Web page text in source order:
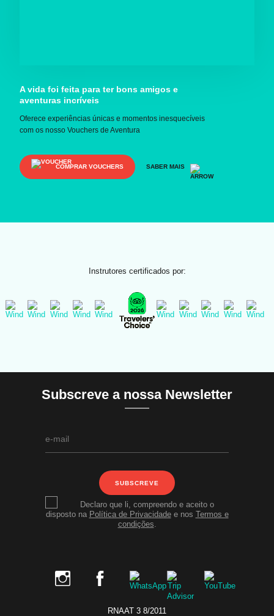
A vida foi feita para ter bons amigos e
aventuras incríveis
Oferece experiências únicas e momentos inesquecíveis
com os nosso Vouchers de Aventura
COMPRAR VOUCHERS SABER MAIS
Instrutores certificados por:
Subscreve a nossa Newsletter
SUBSCREVE
Declaro que li, compreendo e aceito o
disposto na Política de Privacidadee nos Termos e
condições.
RNAAT 3 8/2011